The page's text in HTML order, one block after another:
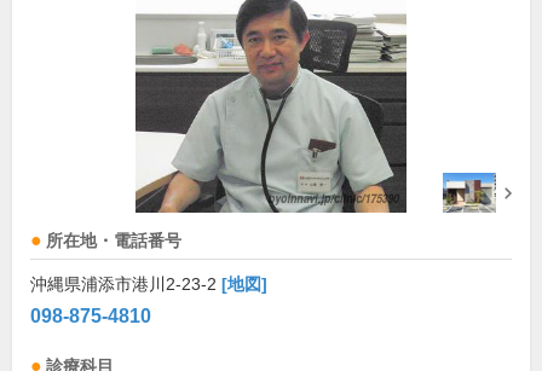
所在地・電話番号
沖縄県浦添市港川2-23-2 [地図]
098-875-4810
診療科目